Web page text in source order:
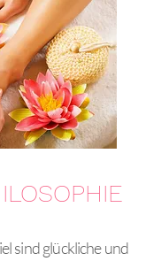
sind glückliche und